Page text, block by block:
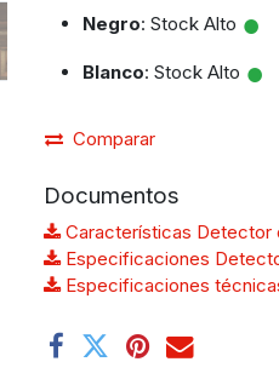
Negro: Stock Alto ●
Blanco: Stock Alto ●
Comparar
Documentos
Características Detector
Especificaciones
Especificaciones